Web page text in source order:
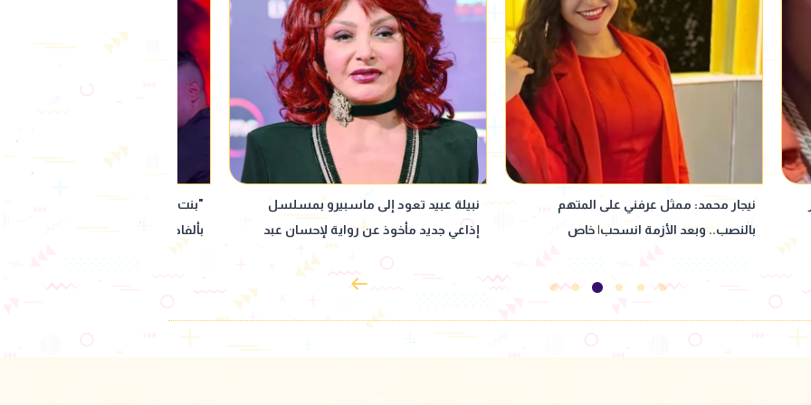
نبيلة عبيد تعود إلى ماسبيرو بمسلسل
إذاعي جديد مأخوذ عن رواية لإحسان عبد
"بنت كـ ـلب وخاينة".. حمو بيكا يثير الجدل
بألفاظ خارجة على المسرح
"سمعني صوتك".. تعاون جديد بين
الشافعي ويونس مرسي